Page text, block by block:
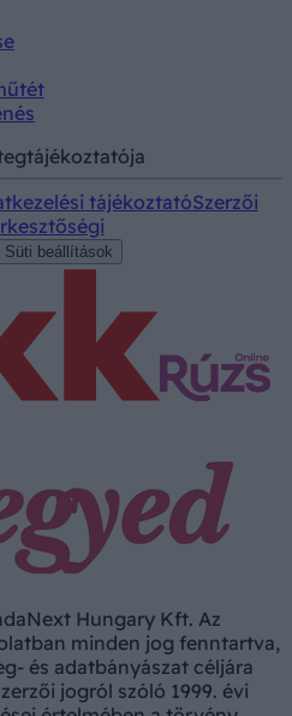
tájékoztatóSzerzői
Süti beállítások
Hungary Kft. Az
minden jog fenntartva,
és adatbányászat céljára
jogról szóló 1999. évi